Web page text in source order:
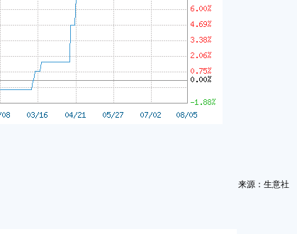
来源：生意社